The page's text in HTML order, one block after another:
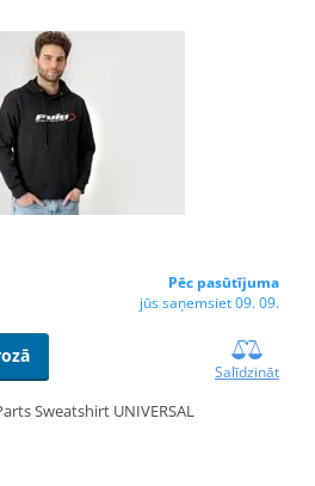
Pēc pasūtījuma
jūs saņemsiet 09. 09.
Salīdzināt
Sweatshirt UNIVERSAL